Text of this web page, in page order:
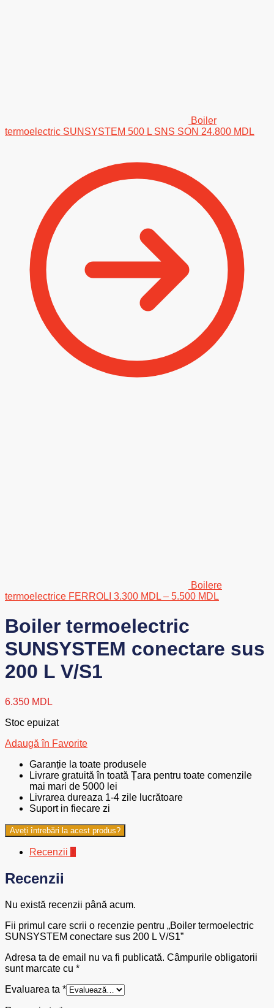
Boiler
termoelectric SUNSYSTEM 500 L SNS SON 24.800 MDL
Boilere
termoelectrice FERROLI 3.300 MDL – 5.500 MDL
la
Boiler termoelectric
SUNSYSTEM conectare sus
200 L V/S1
6.350 MDL
Stoc epuizat
Adaugă în Favorite
Garanție la toate produsele
Livrare gratuită în toată Țara pentru toate comenzile
mai mari de 5000 lei
Livrarea dureaza 1-4 zile lucrătoare
Suport in fiecare zi
Aveți întrebări la acest produs?
Recenzii
Recenzii
Nu există recenzii până acum.
Fii primul care scrii o recenzie pentru „Boiler termoelectric
SUNSYSTEM conectare sus 200 L V/S1”
Adresa ta de email nu va fi publicată. Câmpurile obligatorii
sunt marcate cu *
Evaluarea ta *